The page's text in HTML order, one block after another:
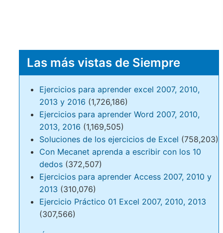
Las más vistas de Siempre
Ejercicios para aprender excel 2007, 2010,
2013 y 2016 (1,726,186)
Ejercicios para aprender Word 2007, 2010,
2013, 2016 (1,169,505)
Soluciones de los ejercicios de Excel (758,203)
Con Mecanet aprenda a escribir con los 10
dedos (372,507)
Ejercicios para aprender Access 2007, 2010 y
2013 (310,076)
Ejercicio Práctico 01 Excel 2007, 2010, 2013
(307,566)